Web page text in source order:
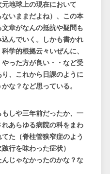
地球上の現在において
ないままだよね）、この本
章がなんの抵抗や疑問も
んでいく。しかも書かれ
学的根拠云々いぜんに、
った方が良い・・など受
、これから日課のように
な？など思っている。
もしや三年前だったか、一
あらゆる病院の科をまわ
た（脊柱管狭窄症のよう
行を味わった症状）
じゃなかったのかな？な